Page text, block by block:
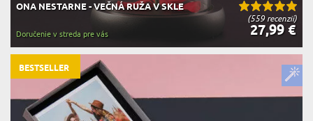
(559 recenzií)
ONA NESTARNE - VEČNÁ RUŽA V SKLE
27,99 €
Doručenie v streda pre vás
BESTSELLER